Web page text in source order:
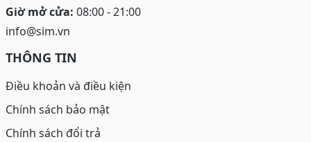
Giờ mở cửa: 08:00 - 21:00
info@sim.vn
THÔNG TIN
Điều khoản và điều kiện
Chính sách bảo mật
Chính sách đổi trả